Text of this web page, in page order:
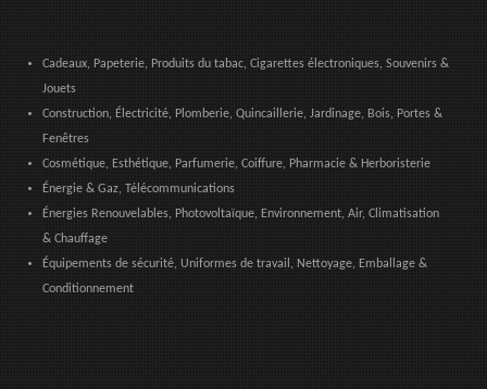
Cadeaux, Papeterie, Produits du tabac, Cigarettes électroniques, Souvenirs &
Jouets
Construction, Électricité, Plomberie, Quincaillerie, Jardinage, Bois, Portes &
Fenêtres
Cosmétique, Esthétique, Parfumerie, Coiffure, Pharmacie & Herboristerie
Énergie & Gaz, Télécommunications
Énergies Renouvelables, Photovoltaïque, Environnement, Air, Climatisation
& Chauffage
Équipements de sécurité, Uniformes de travail, Nettoyage, Emballage &
Conditionnement